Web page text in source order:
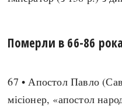
Померли в 66-86
67 • Апостол Павло
місіонер, «апостол